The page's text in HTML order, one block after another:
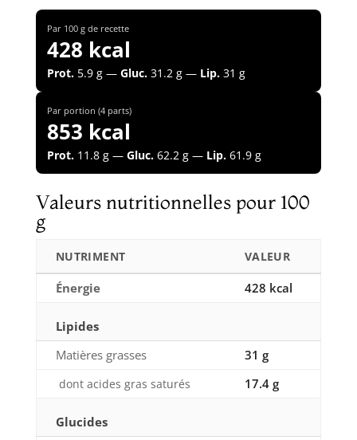
Par 100 g de recette
428 kcal
Prot.5.9 g — Gluc.31.2 g — Lip.31 g
Par portion (4 parts)
853 kcal
Prot.11.8 g — Gluc.62.2 g — Lip.61.9 g
Valeurs nutritionnelles pour 100
g
NUTRIMENT VALEUR
Énergie 428 kcal
Lipides
Matières grasses
31 g
dont acides gras saturés 17.4 g
Glucides